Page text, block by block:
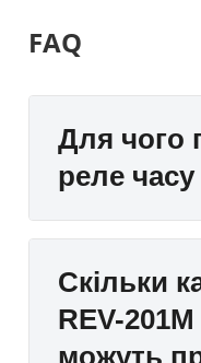
FAQ
Для чого
реле
Скільки
REV-
можуть